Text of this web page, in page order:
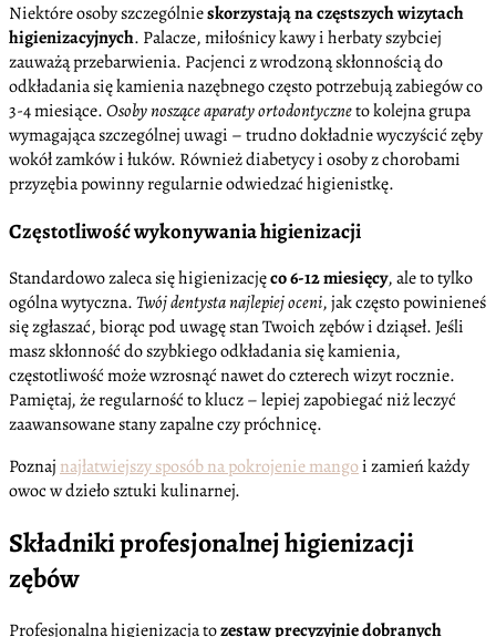
Niektóre osoby szczególnieskorzystają na częstszych wizytach
higienizacyjnych. Palacze, miłośnicy kawy i herbaty szybciej
zauważą przebarwienia. Pacjenci z wrodzoną skłonnością do
odkładania się kamienia nazębnego często potrzebują zabiegów co
3-4 miesiące.Osoby noszące aparaty ortodontyczneto kolejna grupa
wymagająca szczególnej uwagi – trudno dokładnie wyczyścić zęby
wokół zamków i łuków. Również diabetycy i osoby z chorobami
przyzębia powinny regularnie odwiedzać higienistkę.
Częstotliwość wykonywania higienizacji
Standardowo zaleca się higienizacjęco 6-12 miesięcy, ale to tylko
ogólna wytyczna.Twój dentysta najlepiej oceni, jak często powinieneś
się zgłaszać, biorąc pod uwagę stan Twoich zębów i dziąseł. Jeśli
masz skłonność do szybkiego odkładania się kamienia,
częstotliwość może wzrosnąć nawet do czterech wizyt rocznie.
Pamiętaj, że regularność to klucz – lepiej zapobiegać niż leczyć
zaawansowane stany zapalne czy próchnicę.
Poznaj najłatwiejszy sposób na pokrojenie mangoi zamień każdy
owoc w dzieło sztuki kulinarnej.
Składniki profesjonalnej higienizacji
zębów
Profesjonalna higienizacja tozestaw precyzyjnie dobranych